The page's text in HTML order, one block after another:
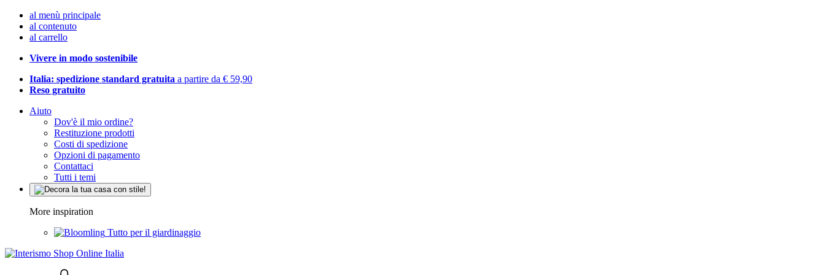
al menù principale
al contenuto
al carrello
Vivere in modo sostenibile
Italia: spedizione standard gratuita a partire da € 59,90
Reso gratuito
Aiuto
Dov'è il mio ordine?
Restituzione prodotti
Costi di spedizione
Opzioni di pagamento
Contattaci
Tutti i temi
More inspiration
Tutto per il giardinaggio